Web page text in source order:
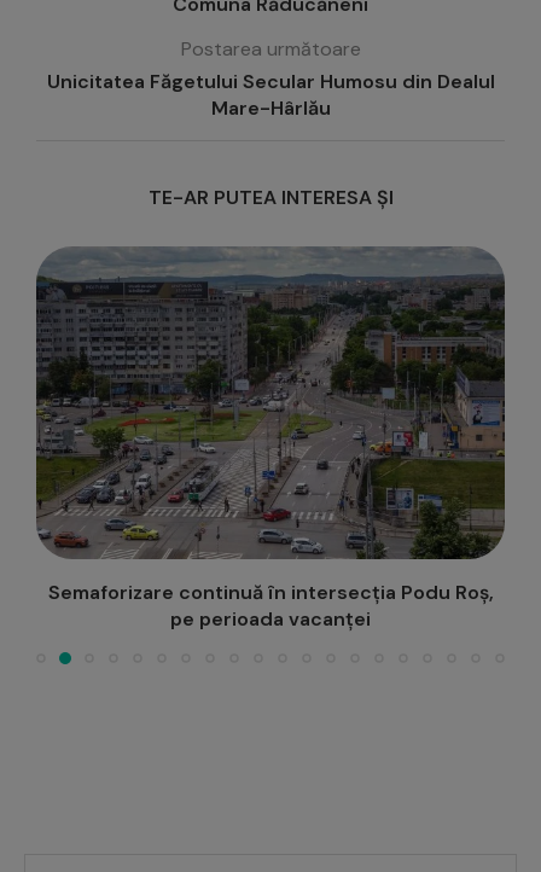
Postarea următoare
Unicitatea Făgetului Secular Humosu din Dealul
Mare-Hârlău
TE-AR PUTEA INTERESA ȘI
Semaforizare continuă în intersecția Podu Roș,
pe perioada vacanței